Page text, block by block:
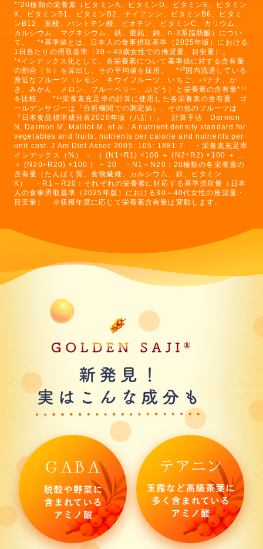
*⁷20種類の栄養素（ビタミンA、ビタミンD、ビタミンE、ビタミン
K、ビタミンB1、ビタミンB2、ナイアシン、ビタミンB6、ビタミ
ンB12、葉酸、パントテン酸、ビオチン、ビタミンC、カリウム、
カルシウム、マグネシウム、鉄、亜鉛、銅、n-3系脂肪酸）につい
て。 *⁸基準値とは、日本人の食事摂取基準（2025年版）における
1日当たりの摂取基準（30～49歳女性での推奨量、目安量）。
*⁹インデックス化として、各栄養素について基準値に対する含有量
の割合（％）を算出し、その平均値を採用。 *¹⁰国内流通している
身近なフルーツ（レモン、キウイフルーツ、いちご、バナナ、か
き、みかん、メロン、ブルーベリー、ぶどう）と栄養素の含有量*¹¹
を比較。 *¹¹栄養素充足率の計算に使用した各栄養素の含有量 ゴ
ールデンサジーは『分析機関での測定値』、その他のフルーツは
『日本食品標準成分表2020年版（八訂）』 計算手法 Darmon
N, Darmon M, Maillot M, et al.: A nutrient density standard for
vegetables and fruits: nutrients per calorie and nutrients per
unit cost. J Am Diet Assoc 2005; 105: 1881-7. ・栄養素充足率
インデックス（%） ＝ ｛ (N1÷R1) ×100 ＋ (N2÷R2) ×100 ＋ ...
＋ (N20÷R20) ×100 ｝ ÷ 20 ・N1～N20：20種類の各栄養素の
含有量（たんぱく質、食物繊維、カルシウム、鉄、ビタミン
K） ・R1～R20：それぞれの栄養素に対応する基準摂取量（日本
人の食事摂取基準（2025年版）における30～40代女性の推奨量・
目安量） ※収穫年度に応じて栄養素含有量は変動します。